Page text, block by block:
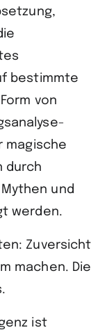
bestimmte
von
magische
durch
und
werden.
Zuversicht
machen. Die
ist